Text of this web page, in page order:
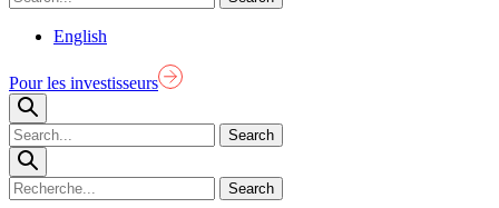
English
Pour les investisseurs